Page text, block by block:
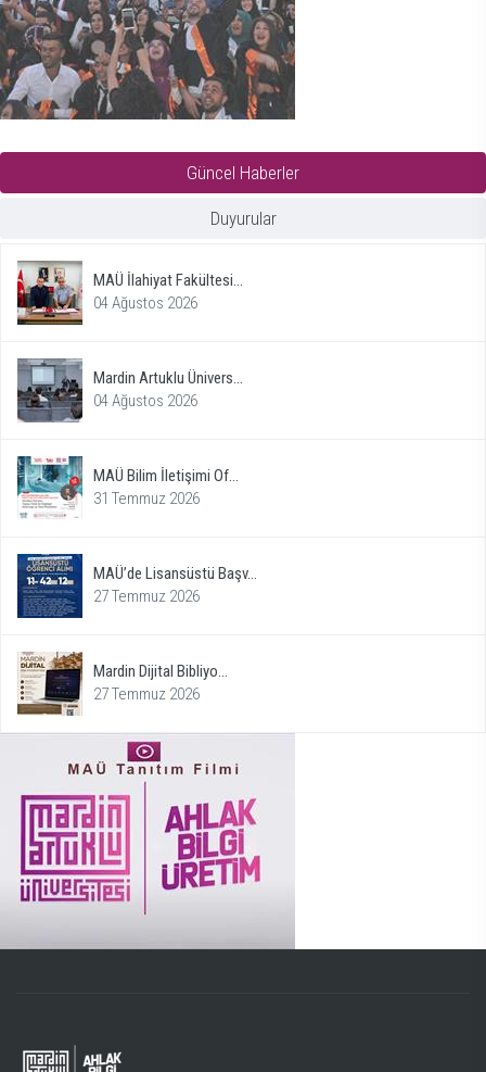
Güncel Haberler
Duyurular
MAÜ İlahiyat Fakültesi...
04 Ağustos 2026
Mardin Artuklu Ünivers...
04 Ağustos 2026
MAÜ Bilim İletişimi Of...
31 Temmuz 2026
MAÜ’de Lisansüstü Başv...
27 Temmuz 2026
Mardin Dijital Bibliyo...
27 Temmuz 2026